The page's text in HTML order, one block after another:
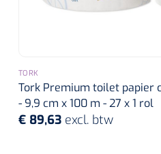
TORK
Tork Premium toilet papier
- 9,9 cm x 100 m - 27 x 1 rol
€ 89,63 excl. btw